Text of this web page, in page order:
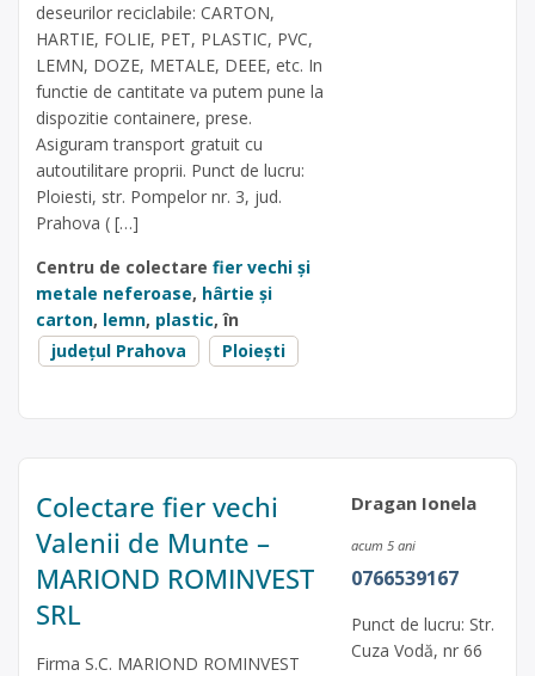
deseurilor reciclabile: CARTON,
HARTIE, FOLIE, PET, PLASTIC, PVC,
LEMN, DOZE, METALE, DEEE, etc. In
functie de cantitate va putem pune la
dispozitie containere, prese.
Asiguram transport gratuit cu
autoutilitare proprii. Punct de lucru:
Ploiesti, str. Pompelor nr. 3, jud.
Prahova ( […]
Centru de colectare fier vechi și
metale neferoase, hârtie și
carton, lemn, plastic, în
județul Prahova
Ploiești
Colectare fier vechi
Valenii de Munte –
MARIOND ROMINVEST
SRL
Firma S.C. MARIOND ROMINVEST
Dragan Ionela
acum 5 ani
0766539167
Punct de lucru: Str.
Cuza Vodă, nr 66